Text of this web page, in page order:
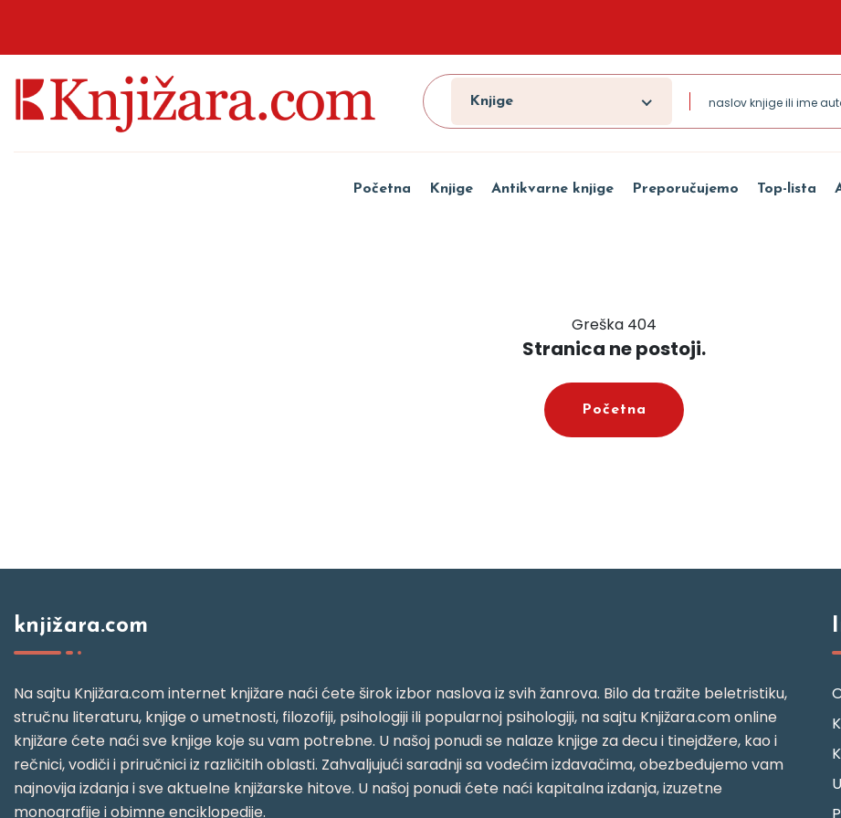
Knjige
Početna Knjige Antikvarne knjige Preporučujemo Top-lista
Greška 404
Stranica ne postoji.
Početna
knjižara.com
Na sajtu Knjižara.com internet knjižare naći ćete širok izbor naslova iz svih žanrova. Bilo da tražite beletristiku,
stručnu literaturu, knjige o umetnosti, filozofiji, psihologiji ili popularnoj psihologiji, na sajtu Knjižara.com online
knjižare ćete naći sve knjige koje su vam potrebne. U našoj ponudi se nalaze knjige za decu i tinejdžere, kao i
rečnici, vodiči i priručnici iz različitih oblasti. Zahvaljujući saradnji sa vodećim izdavačima, obezbeđujemo vam
najnovija izdanja i sve aktuelne knjižarske hitove. U našoj ponudi ćete naći kapitalna izdanja, izuzetne
monografije i obimne enciklopedije.